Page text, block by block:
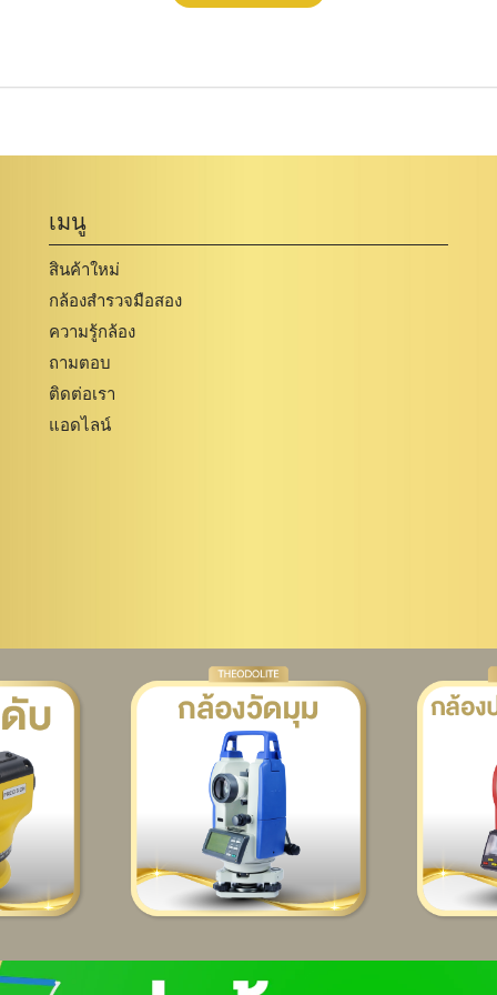
เมนู
สินค้าใหม่
กล้องสำรวจมือสอง
ความรู้กล้อง
ถามตอบ
ติดต่อเรา
แอดไลน์